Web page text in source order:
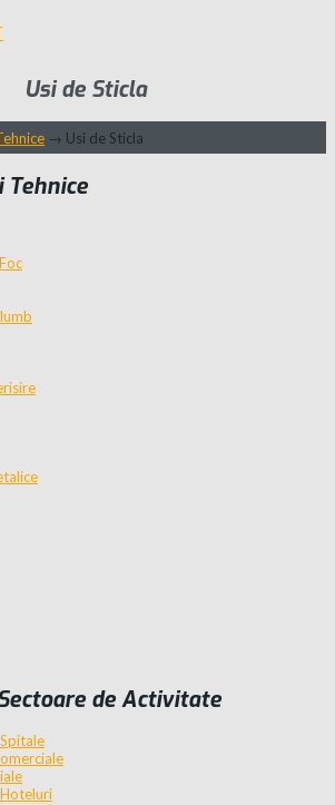
Usi de Sticla
→ Usi de Sticla
Tehnice
de Activitate